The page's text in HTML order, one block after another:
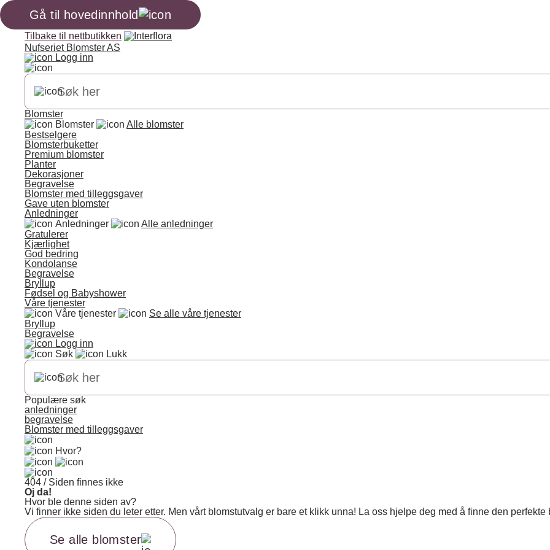
Gå til hovedinnhold
Tilbake til nettbutikken
Nufseriet Blomster AS
Logg inn
Blomster
Blomster
Alle blomster
Bestselgere
Blomsterbuketter
Premium blomster
Planter
Dekorasjoner
Begravelse
Blomster med tilleggsgaver
Gave uten blomster
Anledninger
Anledninger
Alle anledninger
Gratulerer
Kjærlighet
God bedring
Kondolanse
Begravelse
Bryllup
Fødsel og Babyshower
Våre tjenester
Våre tjenester
Se alle våre tjenester
Bryllup
Begravelse
Logg inn
Søk
Lukk
Populære søk
anledninger
begravelse
Blomster med tilleggsgaver
Hvor?
404 / Siden finnes ikke
Oj da!
Hvor ble denne siden av?
Vi finner ikke siden du leter etter. Men vårt blomstutvalg er bare et klikk unna! La oss hjelpe deg med å finne den perfekte
Se alle blomster